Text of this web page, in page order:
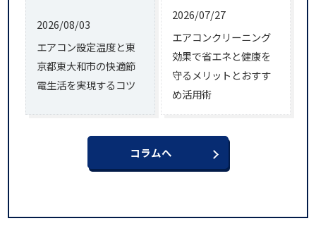
2026/08/03
エアコン設定温度と東
京都東大和市の快適節
電生活を実現するコツ
2026/07/27
エアコンクリーニング
効果で省エネと健康を
守るメリットとおすす
め活用術
コラムへ